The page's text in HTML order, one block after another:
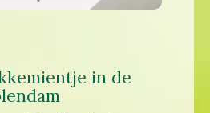
in de